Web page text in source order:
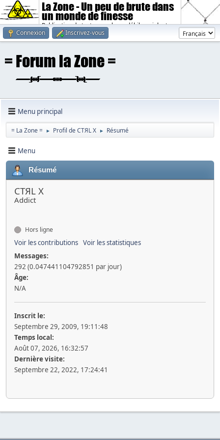
La Zone - Un peu de brute dans
un monde de finesse
Publication de textes sombres, débiles, violents.
Connexion
Inscrivez-vous
Menu principal
= La Zone = ► Profil de CTЯL X ► Résumé
Menu
Résumé
CTЯL X
Addict
Hors ligne
Voir les contributions Voir les statistiques
Messages:
292 (0.047441104792851 par jour)
Âge:
N/A
Inscrit le:
Septembre 29, 2009, 19:11:48
Temps local:
Août 07, 2026, 16:32:57
Dernière visite:
Septembre 22, 2022, 17:24:41